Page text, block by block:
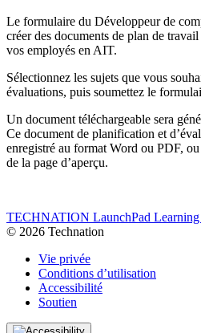
Le formulaire du Développeur de
créer des documents de plan de
vos employés en AIT.
Sélectionnez les sujets que vous
évaluations, puis soumettez le
Un document téléchargeable sera
Ce document de planification et
enregistré au format Word ou PDF,
de la page d’aperçu.
TECHNATION LaunchPad Learning
© 2026 Technation
Vie privée
Conditions d’utilisation
Accessibilité
Soutien